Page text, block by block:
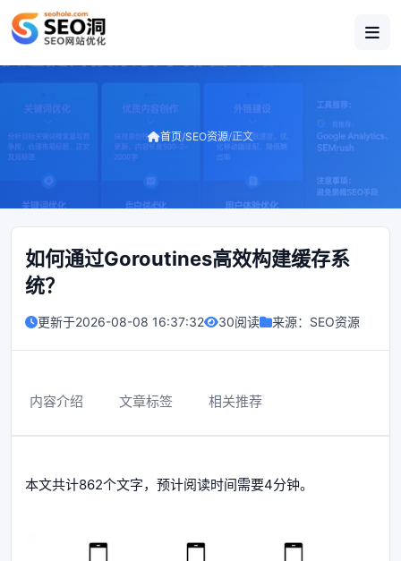
首页/SEO资源/正文
如何通过Goroutines高效构建缓存系
统？
更新于2026-08-08 16:37:32 30阅读 来源： SEO资源
内容介绍 文章标签 相关推荐
本文共计862个文字，预计阅读时间需要4分钟。